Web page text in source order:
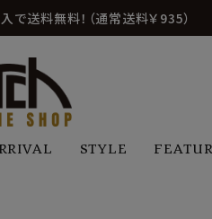
送料無料！（通常送料￥935）
STYLE